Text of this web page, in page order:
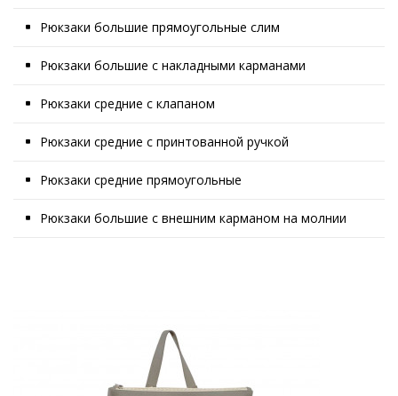
Рюкзаки большие прямоугольные слим
Рюкзаки большие с накладными карманами
Рюкзаки средние с клапаном
Рюкзаки средние с принтованной ручкой
Рюкзаки средние прямоугольные
Рюкзаки большие с внешним карманом на молнии